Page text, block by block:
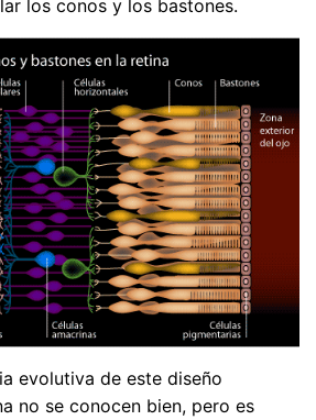
los conos y los bastones.
evolutiva de este diseño
no se conocen bien, pero es